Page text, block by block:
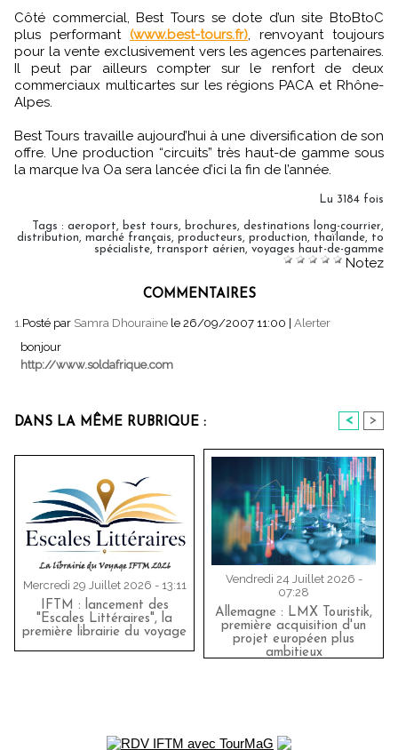
Côté commercial, Best Tours se dote d’un site BtoBtoC
plus performant (www.best-tours.fr), renvoyant toujours
pour la vente exclusivement vers les agences partenaires.
Il peut par ailleurs compter sur le renfort de deux
commerciaux multicartes sur les régions PACA et Rhône-
Alpes.
Best Tours travaille aujourd’hui à une diversification de son
offre. Une production “circuits” très haut-de gamme sous
la marque Iva Oa sera lancée d’ici la fin de l’année.
Lu 3184 fois
Tags : aeroport, best tours, brochures, destinations long-courrier,
distribution, marché français, producteurs, production, thaïlande, to
spécialiste, transport aérien, voyages haut-de-gamme
Notez
COMMENTAIRES
1.Posté par Samra Dhouraine le 26/09/2007 11:00
Alerter
bonjour
http://www.soldafrique.com
DANS LA MÊME RUBRIQUE : < >
Mercredi 29 Juillet 2026 - 13:11
IFTM : lancement des
"Escales Littéraires", la
première librairie du voyage
Vendredi 24 Juillet 2026 -
07:28
Allemagne : LMX Touristik,
première acquisition d'un
projet européen plus
ambitieux